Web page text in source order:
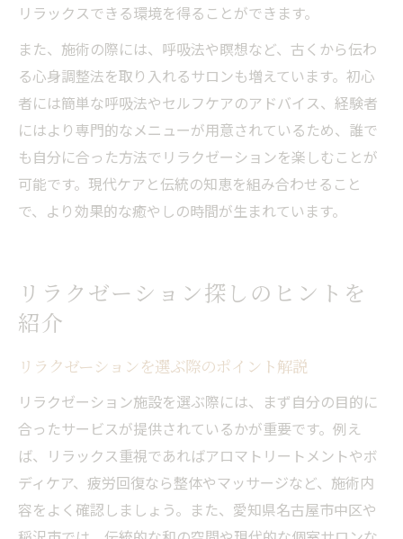
リラックスできる環境を得ることができます。
また、施術の際には、呼吸法や瞑想など、古くから伝わ
る心身調整法を取り入れるサロンも増えています。初心
者には簡単な呼吸法やセルフケアのアドバイス、経験者
にはより専門的なメニューが用意されているため、誰で
も自分に合った方法でリラクゼーションを楽しむことが
可能です。現代ケアと伝統の知恵を組み合わせること
で、より効果的な癒やしの時間が生まれています。
リラクゼーション探しのヒントを
紹介
リラクゼーションを選ぶ際のポイント解説
リラクゼーション施設を選ぶ際には、まず自分の目的に
合ったサービスが提供されているかが重要です。例え
ば、リラックス重視であればアロマトリートメントやボ
ディケア、疲労回復なら整体やマッサージなど、施術内
容をよく確認しましょう。また、愛知県名古屋市中区や